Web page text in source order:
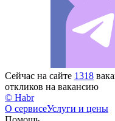
Сейчас на сайте 1318
откликов на вакансию
© Habr
О сервисеУслуги и цены